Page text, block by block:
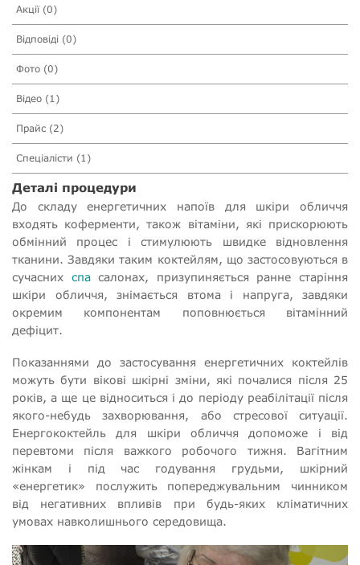
Акції (0)
Відповіді (0)
Фото (0)
Відео (1)
Прайс (2)
Спеціалісти (1)
Деталі процедури
До складу енергетичних напоїв для шкіри обличчя
входять коферменти, також вітаміни, які прискорюють
обмінний процес і стимулюють швидке відновлення
тканини. Завдяки таким коктейлям, що застосовуються в
сучасних спасалонах, призупиняється ранне старіння
шкіри обличчя, знімається втома і напруга, завдяки
окремим компонентам поповнюється вітамінний
дефіцит.
Показаннями до застосування енергетичних коктейлів
можуть бути вікові шкірні зміни, які почалися після 25
років, а ще це відноситься і до періоду реабілітації після
якого-небудь захворювання, або стресової ситуації.
Енергококтейль для шкіри обличчя допоможе і від
перевтоми після важкого робочого тижня. Вагітним
жінкам і під час годування грудьми, шкірний
«енергетик» послужить попереджувальним чинником
від негативних впливів при будь-яких кліматичних
умовах навколишнього середовища.